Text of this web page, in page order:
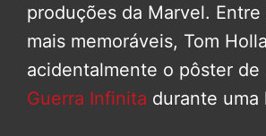
produções da Marvel.
mais memoráveis, Tom
acidentalmente o pôster de
Guerra Infinita durante uma